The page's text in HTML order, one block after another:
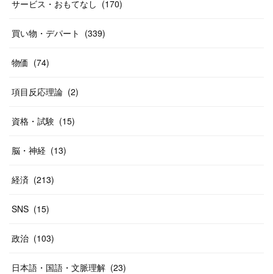
58)
10
サービス・おもてなし (170)
買い物・デパート (339)
物価 (74)
項目反応理論 (2)
資格・試験 (15)
脳・神経 (13)
経済 (213)
SNS (15)
政治 (103)
日本語・国語・文脈理解 (23)